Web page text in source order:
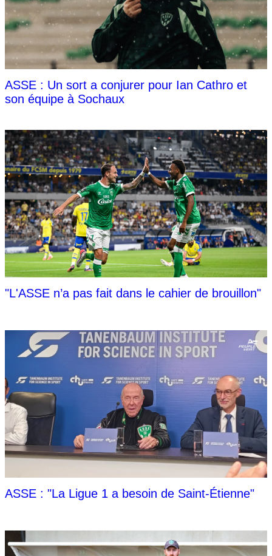
ASSE : Un sort a conjurer pour Ian Cathro et
son équipe à Sochaux
"L'ASSE n’a pas fait dans le cahier de brouillon"
ASSE : "La Ligue 1 a besoin de Saint-Étienne"